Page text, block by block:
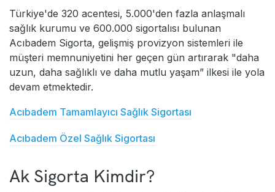
Türkiye'de 320 acentesi, 5.000'den fazla anlaşmalı
sağlık kurumu ve 600.000 sigortalısı bulunan
Acıbadem Sigorta, gelişmiş provizyon sistemleri ile
müşteri memnuniyetini her geçen gün artırarak "daha
uzun, daha sağlıklı ve daha mutlu yaşam” ilkesi ile yola
devam etmektedir.
Acıbadem Tamamlayıcı Sağlık Sigortası
Acıbadem Özel Sağlık Sigortası
Ak Sigorta Kimdir?